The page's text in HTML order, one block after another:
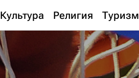
Культура Религия Туризм